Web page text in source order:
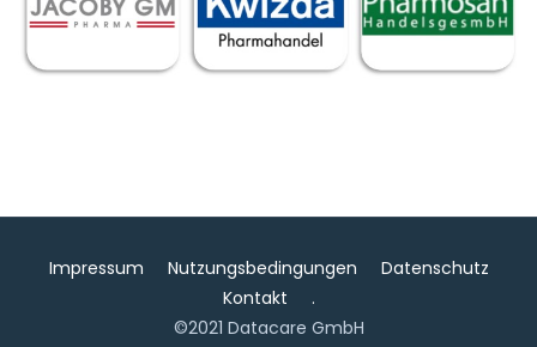
Impressum Nutzungsbedingungen
Datenschutz
Kontakt
.
©2021 Datacare GmbH